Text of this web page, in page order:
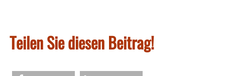
Teilen Sie diesen Beitrag!